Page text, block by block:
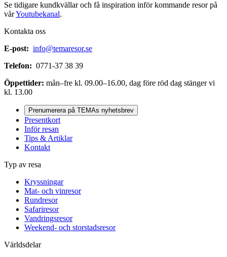
Se tidigare kundkvällar och få inspiration inför kommande resor på
vårYoutubekanal.
Kontakta oss
E-post: info@temaresor.se
Telefon: 0771-37 38 39
Öppettider: mån–fre kl. 09.00–16.00, dag före röd dag stänger vi
kl. 13.00
Prenumerera på TEMAs nyhetsbrev
Presentkort
Inför resan
Tips & Artiklar
Kontakt
Typ av resa
Kryssningar
Mat- och vinresor
Rundresor
Safariresor
Vandringsresor
Weekend- och storstadsresor
Världsdelar